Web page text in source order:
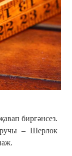
биргәнсез.
– Шерлок